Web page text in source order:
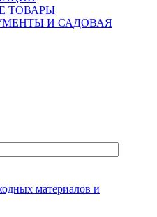
ТОВАРЫ
И САДОВАЯ